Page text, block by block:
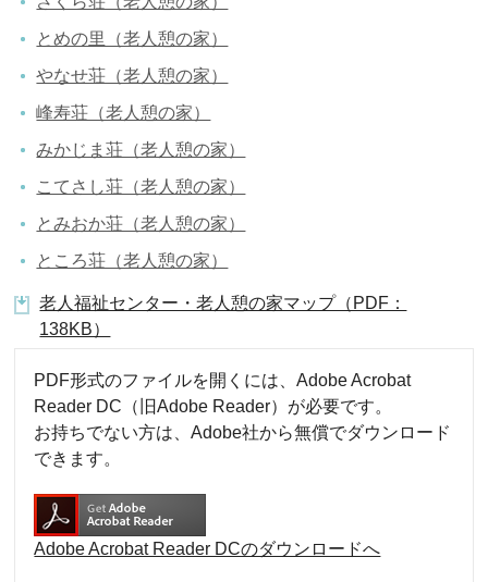
とめの里（老人憩の家）
やなせ荘（老人憩の家）
峰寿荘（老人憩の家）
みかじま荘（老人憩の家）
こてさし荘（老人憩の家）
とみおか荘（老人憩の家）
ところ荘（老人憩の家）
老人福祉センター・老人憩の家マップ（PDF：
138KB）
PDF形式のファイルを開くには、Adobe Acrobat
Reader DC（旧Adobe Reader）が必要です。
お持ちでない方は、Adobe社から無償でダウンロード
できます。
Adobe Acrobat Reader DCのダウンロードへ